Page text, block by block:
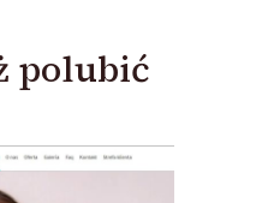
polubić